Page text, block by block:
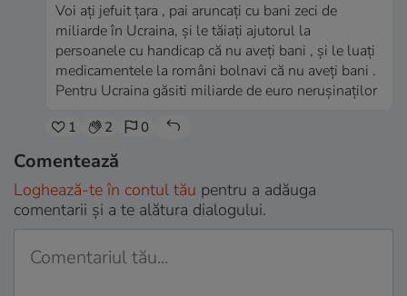
Voi ați jefuit țara , pai aruncați cu bani zeci de
miliarde în Ucraina, și le tăiați ajutorul la
persoanele cu handicap că nu aveți bani , și le luați
medicamentele la români bolnavi că nu aveți bani .
Pentru Ucraina găsiti miliarde de euro nerușinaților
1 2 0
Comentează
Loghează-te în contul tău pentru a adăuga
comentarii și a te alătura dialogului.